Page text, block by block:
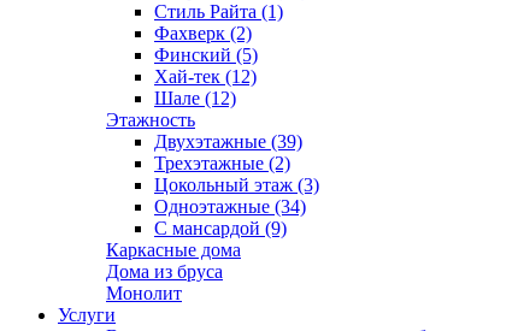
Стиль Райта (1)
Фахверк (2)
Финский (5)
Хай-тек (12)
Шале (12)
Этажность
Двухэтажные (39)
Трехэтажные (2)
Цокольный этаж (3)
Одноэтажные (34)
С мансардой (9)
Каркасные дома
Дома из бруса
Монолит
Услуги